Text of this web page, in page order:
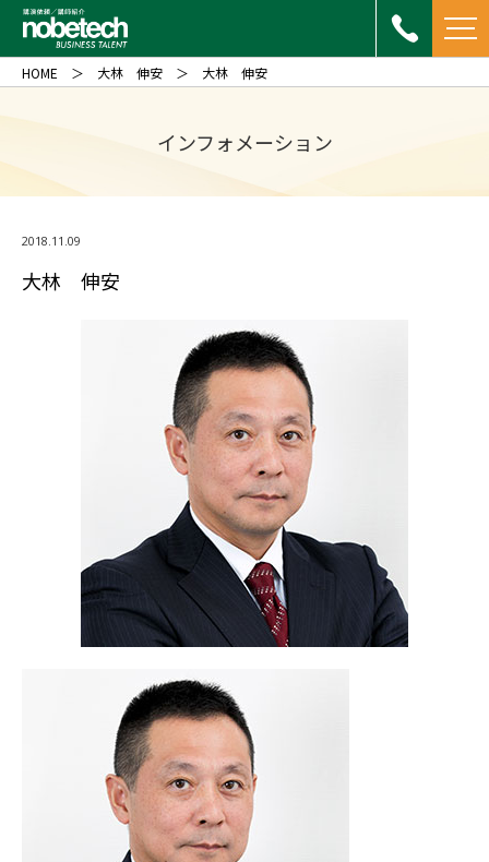
インフォメーション
HOME 大林 伸安 大林 伸安
2018.11.09
大林 伸安